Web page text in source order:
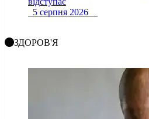
5 серпня 2026
ЗДОРОВ'Я